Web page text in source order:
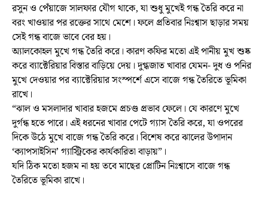
রসুন ও পেঁয়াজে সালফার যৌগ থাকে, যা শুধু মুখেই গন্ধ তৈরি করে না
বরং খাওয়ার পর রক্তের সাথে মেশে। ফলে প্রতিবার নিঃশ্বাস ছাড়ার সময়
সেই গন্ধ বাজে ভাবে বের হয়।
অ্যালকোহল মুখে গন্ধ তৈরি করে। কারণ কফির মতো এই পানীয় মুখ শুষ্ক
করে ব্যাক্টেরিয়ার বিস্তার বাড়িয়ে দেয়। দুগ্ধজাত খাবার যেমন- দুধ ও পনির
মুখে দেওয়ার পর ব্যাক্টেরিয়ার সংস্পর্শে এসে বাজে গন্ধ তৈরিতে ভূমিকা
রাখে।
“ঝাল ও মসলাদার খাবার হজমে প্রচণ্ড প্রভাব ফেলে। যে কারণে মুখে
দুর্গন্ধ হতে পারে। এই ধরনের খাবার পেটে গ্যাস তৈরি করে, যা ওপরের
দিকে উঠে মুখে বাজে গন্ধ তৈরি করে। বিশেষ করে ঝালের উপাদান
‘ক্যাপসাইসিন’ গ্যাস্ট্রিকের কার্যকারিতা বাড়ায়”।
যদি ঠিক মতো হজম না হয় তবে মাছের প্রোটিন নিঃশ্বাসে বাজে গন্ধ
তৈরিতে ভূমিকা রাখে।